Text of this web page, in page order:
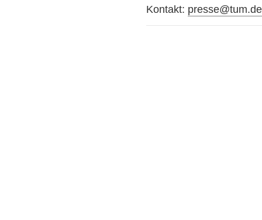
Kontakt: presse@tum.de